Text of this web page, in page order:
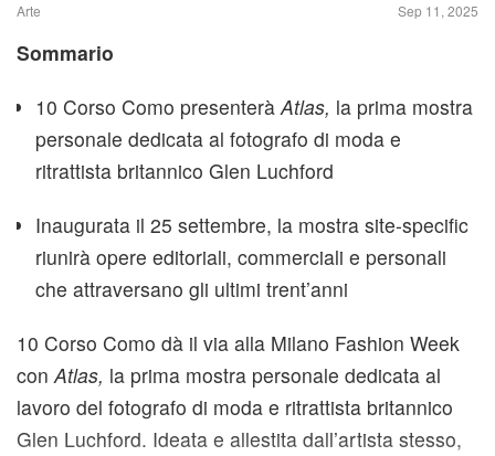
Arte Sep 11, 2025
Sommario
10 Corso Como presenteràAtlas, la prima mostra
personale dedicata al fotografo di moda e
ritrattista britannico Glen Luchford
Inaugurata il 25 settembre, la mostra site-specific
riunirà opere editoriali, commerciali e personali
che attraversano gli ultimi trent’anni
10 Corso Como dà il via alla Milano Fashion Week
conAtlas, la prima mostra personale dedicata al
lavoro del fotografo di moda e ritrattista britannico
Glen Luchford. Ideata e allestita dall’artista stesso,